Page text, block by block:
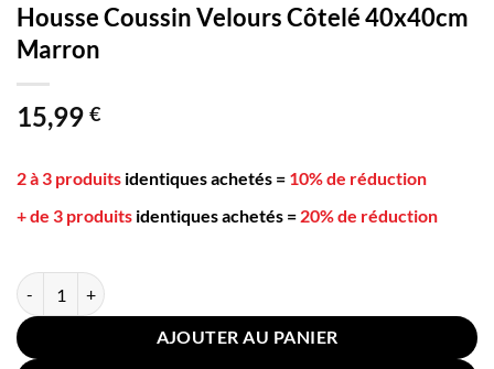
Housse Coussin Velours Côtelé 40x40cm
Marron
15,99 €
2 à 3 produits identiques achetés = 10% de réduction
+ de 3 produits identiques achetés = 20% de réduction
quantité de Housse Coussin Velours Côtelé 40x40cm Marron
AJOUTER AU PANIER